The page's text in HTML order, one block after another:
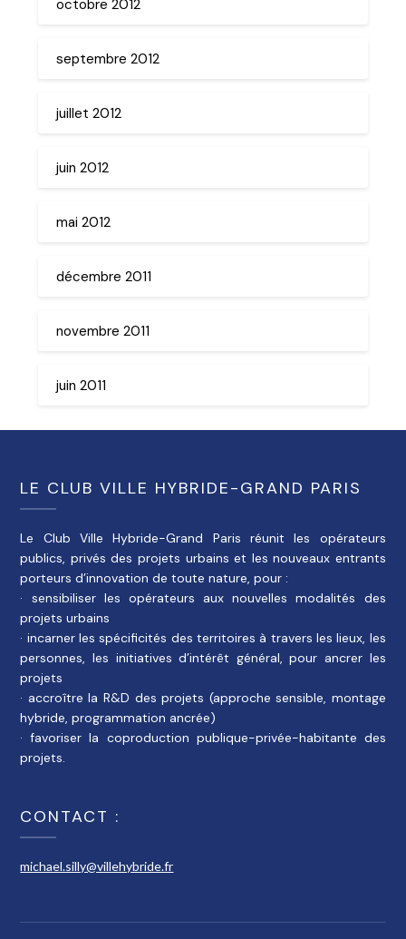
octobre 2012
septembre 2012
juillet 2012
juin 2012
mai 2012
décembre 2011
novembre 2011
juin 2011
LE CLUB VILLE HYBRIDE-GRAND PARIS
Le Club Ville Hybride-Grand Paris réunit les opérateurs
publics, privés des projets urbains et les nouveaux entrants
porteurs d’innovation de toute nature, pour :
· sensibiliser les opérateurs aux nouvelles modalités des
projets urbains
· incarner les spécificités des territoires à travers les lieux, les
personnes, les initiatives d’intérêt général, pour ancrer les
projets
· accroître la R&D des projets (approche sensible, montage
hybride, programmation ancrée)
· favoriser la coproduction publique-privée-habitante des
projets.
CONTACT :
michael.silly@villehybride.fr